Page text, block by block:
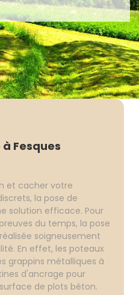
Fesques
et cacher votre
la pose de
solution efficace. Pour
du temps, la pose
soigneusement
En effet, les poteaux
grappins métalliques à
d'ancrage pour
de plots béton.